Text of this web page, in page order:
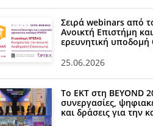
Σειρά webinars από
Ανοικτή Επιστήμη
ερευνητική υποδομή
25.06.2026
Το ΕΚΤ στη BEYOND
συνεργασίες,
και δράσεις για την